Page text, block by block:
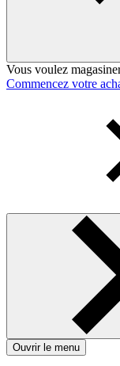
Vous voulez
Commencez votre
Ouvrir le menu